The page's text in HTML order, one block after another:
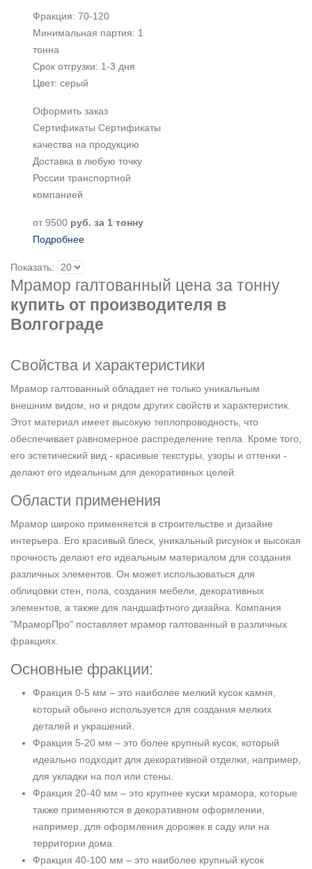
Фракция: 70-120
Минимальная партия: 1
тонна
Срок отгрузки: 1-3 дня
Цвет: серый
Оформить заказ
Сертификаты Сертификаты
качества на продукцию
Доставка в любую точку
России транспортной
компанией
от 9500 руб. за 1 тонну
Подробнее
Показать:
Мрамор галтованный цена за тонну
купить от производителя в
Волгограде
Свойства и характеристики
Мрамор галтованный обладает не только уникальным
внешним видом, но и рядом других свойств и характеристик.
Этот материал имеет высокую теплопроводность, что
обеспечивает равномерное распределение тепла. Кроме того,
его эстетический вид - красивые текстуры, узоры и оттенки -
делают его идеальным для декоративных целей.
Области применения
Мрамор широко применяется в строительстве и дизайне
интерьера. Его красивый блеск, уникальный рисунок и высокая
прочность делают его идеальным материалом для создания
различных элементов. Он может использоваться для
облицовки стен, пола, создания мебели, декоративных
элементов, а также для ландшафтного дизайна. Компания
"МраморПро" поставляет мрамор галтованный в различных
фракциях.
Основные фракции:
Фракция 0-5 мм – это наиболее мелкий кусок камня,
который обычно используется для создания мелких
деталей и украшений.
Фракция 5-20 мм – это более крупный кусок, который
идеально подходит для декоративной отделки, например,
для укладки на пол или стены.
Фракция 20-40 мм – это крупнее куски мрамора, которые
также применяются в декоративном оформлении,
например, для оформления дорожек в саду или на
территории дома.
Фракция 40-100 мм – это наиболее крупный кусок